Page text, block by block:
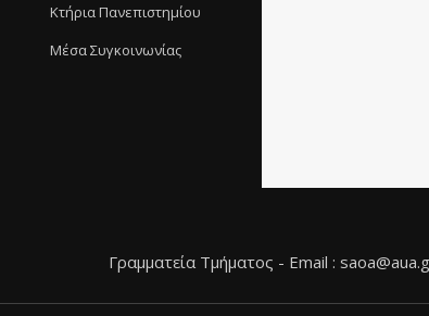
Κτήρια Πανεπιστημίου
Μέσα Συγκοινωνίας
Γραμματεία Τμήματος - Εmail :